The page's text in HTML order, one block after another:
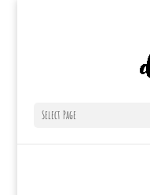
Select Page